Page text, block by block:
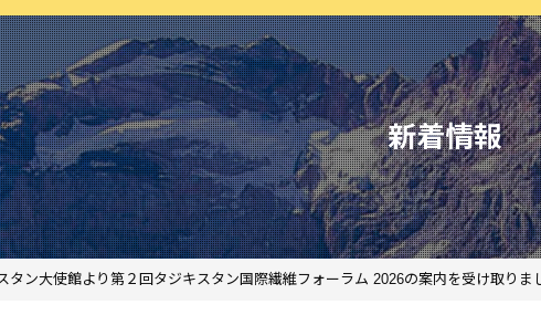
新着情報
タン大使館より第２回タジキスタン国際繊維フォーラム 2026の案内を受け取りま